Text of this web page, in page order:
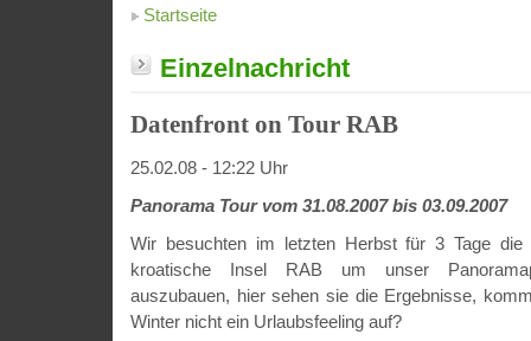
Startseite
Einzelnachricht
Datenfront on Tour RAB
25.02.08 - 12:22 Uhr
Panorama Tour vom 31.08.2007 bis 03.09.2007
Wir besuchten im letzten Herbst für 3 Tage die
kroatische Insel RAB um unser
auszubauen, hier sehen sie die Ergebnisse,
Winter nicht ein Urlaubsfeeling auf?